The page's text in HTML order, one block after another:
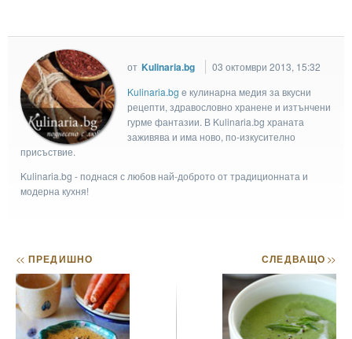
от Kulinaria.bg
03 октомври 2013, 15:32
Kulinaria.bg e кулинарна медия за вкусни
рецепти, здравословно хранене и изтънчени
гурме фантазии. В Kulinaria.bg храната
заживява и има ново, по-изкусително
присъствие.
Kulinaria.bg - поднася с любов най-доброто от традиционната и
модерна кухня!
<< ПРЕДИШНО СЛЕДВАЩО>>